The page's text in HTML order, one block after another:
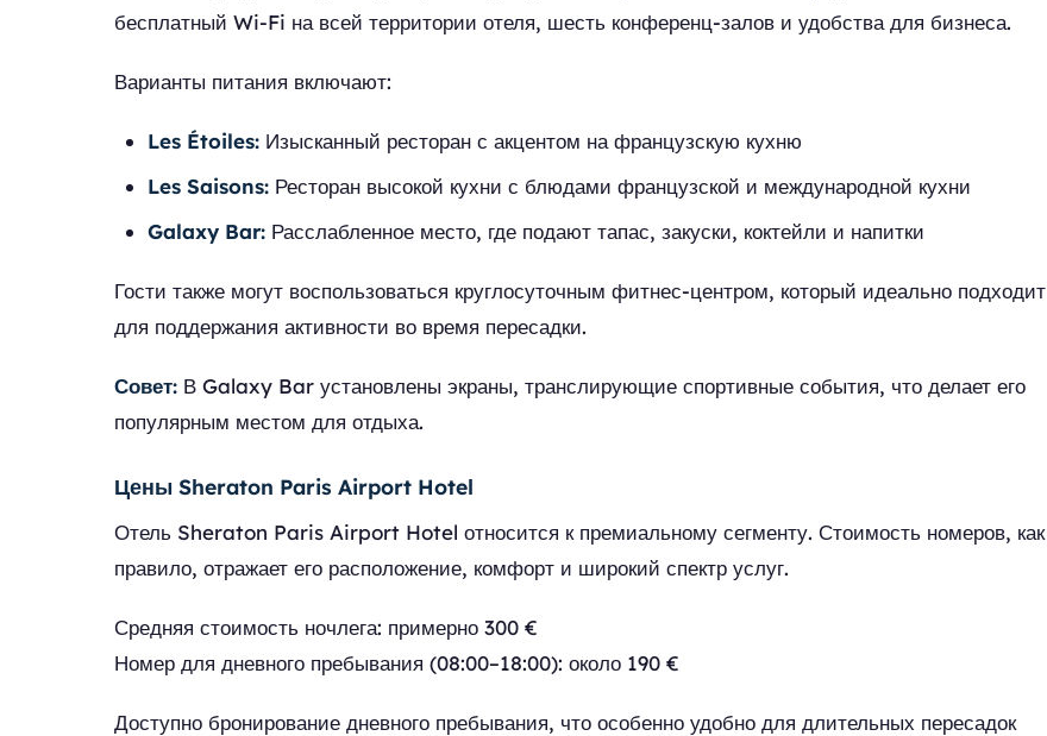
бесплатный Wi-Fi на всей территории отеля, шесть конференц-залов и удобства для бизнеса.
Варианты питания включают:
Les Étoiles: Изысканный ресторан с акцентом на французскую кухню
Les Saisons: Ресторан высокой кухни с блюдами французской и международной кухни
Galaxy Bar: Расслабленное место, где подают тапас, закуски, коктейли и напитки
Гости также могут воспользоваться круглосуточным фитнес-центром, который идеально подходит
для поддержания активности во время пересадки.
Совет: В Galaxy Bar установлены экраны, транслирующие спортивные события, что делает его
популярным местом для отдыха.
Цены Sheraton Paris Airport Hotel
Отель Sheraton Paris Airport Hotel относится к премиальному сегменту. Стоимость номеров, как
правило, отражает его расположение, комфорт и широкий спектр услуг.
Средняя стоимость ночлега: примерно 300 €
Номер для дневного пребывания (08:00–18:00): около 190 €
Доступно бронирование дневного пребывания, что особенно удобно для длительных пересадок